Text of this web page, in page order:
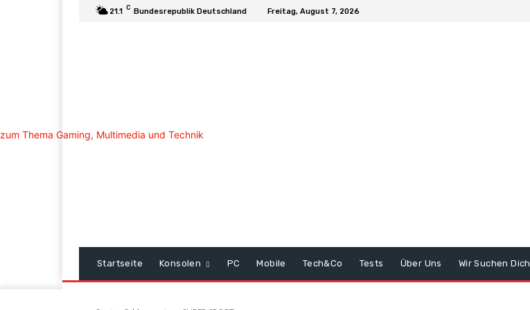
21.1 C Bundesrepublik Deutschland Freitag, August 7, 2026
Startseite Konsolen PC Mobile Tech&Co Tests Über Uns Wir Suchen Dich